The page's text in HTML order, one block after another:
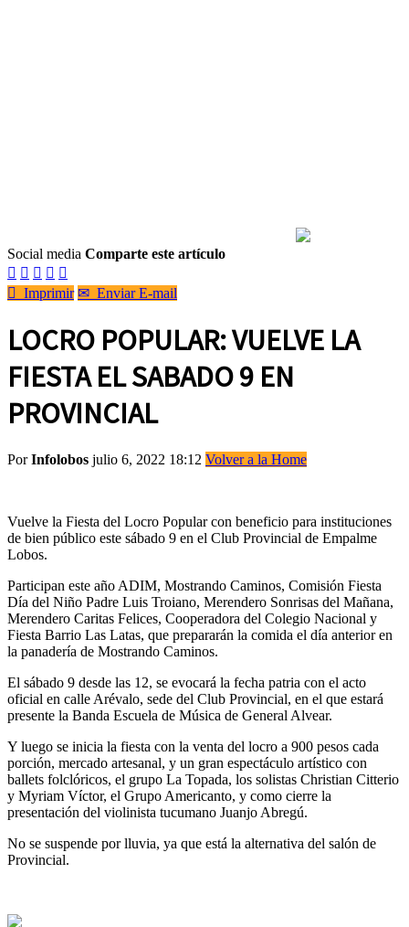
Social media Comparte este artículo
    
 Imprimir ✉ Enviar E-mail
LOCRO POPULAR: VUELVE LA
FIESTA EL SABADO 9 EN
PROVINCIAL
PorInfolobos julio 6, 2022 18:12 Volver a la Home
Vuelve la Fiesta del Locro Popular con beneficio para instituciones
de bien público este sábado 9 en el Club Provincial de Empalme
Lobos.
Participan este año ADIM, Mostrando Caminos, Comisión Fiesta
Día del Niño Padre Luis Troiano, Merendero Sonrisas del Mañana,
Merendero Caritas Felices, Cooperadora del Colegio Nacional y
Fiesta Barrio Las Latas, que prepararán la comida el día anterior en
la panadería de Mostrando Caminos.
El sábado 9 desde las 12, se evocará la fecha patria con el acto
oficial en calle Arévalo, sede del Club Provincial, en el que estará
presente la Banda Escuela de Música de General Alvear.
Y luego se inicia la fiesta con la venta del locro a 900 pesos cada
porción, mercado artesanal, y un gran espectáculo artístico con
ballets folclóricos, el grupo La Topada, los solistas Christian Citterio
y Myriam Víctor, el Grupo Americanto, y como cierre la
presentación del violinista tucumano Juanjo Abregú.
No se suspende por lluvia, ya que está la alternativa del salón de
Provincial.